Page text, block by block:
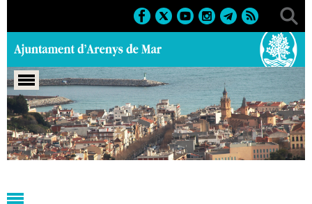
Portada > Agenda > 12-12-
2025 > Marcs > Culturals > 2025 > Activitats literàries